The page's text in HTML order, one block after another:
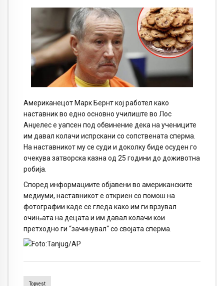
Американецот Марк Бернт кој работел како
наставник во едно основно училиште во Лос
Анџелес е уапсен под обвинение дека на учениците
им давал колачи испрскани со сопствената сперма.
На наставникот му се суди и доколку биде осуден го
очекува затворска казна од 25 години до доживотна
робија.
Според информациите објавени во американските
медиуми, наставникот е откриен со помош на
фотографии каде се гледа како им ги врзувал
очињата на децата и им давал колачи кои
претходно ги “зачинувал“ со својата сперма.
Topvest